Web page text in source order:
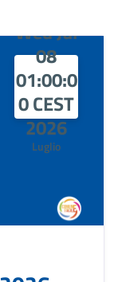
Wed Jul
08
01:00:0
0 CEST
2026
Luglio